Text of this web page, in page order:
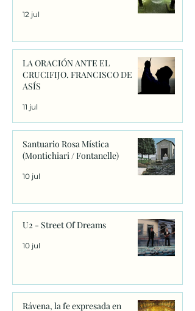
12 jul
LA ORACIÓN ANTE EL
CRUCIFIJO. FRANCISCO DE
ASÍS
11 jul
Santuario Rosa Mística
(Montichiari / Fontanelle)
10 jul
U2 - Street Of Dreams
10 jul
Rávena, la fe expresada en